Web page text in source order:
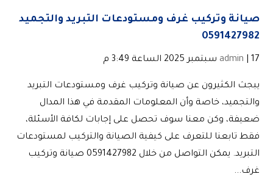
صيانة وتركيب غرف ومستودعات التبريد والتجميد
0591427982
admin | 17 سبتمبر 2025 الساعة 3:49 م
يبجث الكثيرون عن صيانة وتركيب غرف ومستودعات التبريد
والتجميد، خاصة وأن المعلومات المقدمة في هذا المدال
ضعيفة، وكن معنا سوف تحصل على إجابات لكافة الأسئلة،
فقط تابعنا للتعرف على كيفية الصيانة والتركيب لمستودعات
التبريد. يمكن التواصل من خلال 0591427982 صيانة وتركيب
غرف...